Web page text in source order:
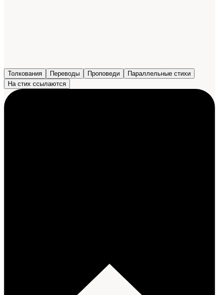
Толкования Переводы Проповеди
Параллельные стихи
На стих ссылаются